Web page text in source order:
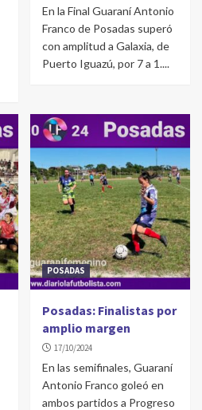
En la Final Guaraní Antonio
Franco de Posadas superó
con amplitud a Galaxia, de
Puerto Iguazú, por 7 a 1....
POSADAS
Posadas: Finalistas por
amplio margen
17/10/2024
En las semifinales, Guaraní
Antonio Franco goleó en
ambos partidos a Progreso